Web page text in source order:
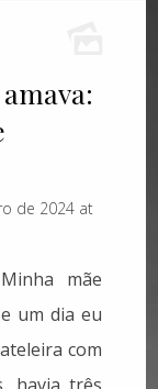
de 2024 at
mãe
um dia eu
com